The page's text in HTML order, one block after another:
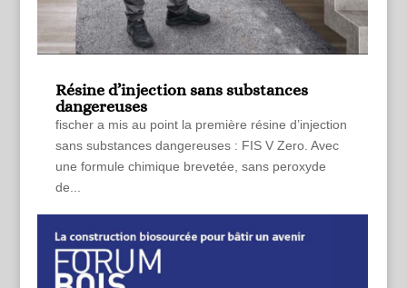
Résine d’injection sans substances
dangereuses
fischer a mis au point la première résine d’injection
sans substances dangereuses : FIS V Zero. Avec
une formule chimique brevetée, sans peroxyde
de...